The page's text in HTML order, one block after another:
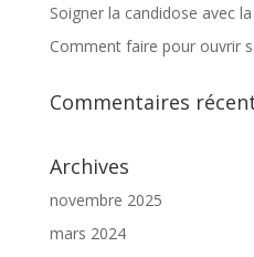
Soigner la candidose avec
Comment faire pour ouvrir
Commentaires
Archives
novembre 2025
mars 2024